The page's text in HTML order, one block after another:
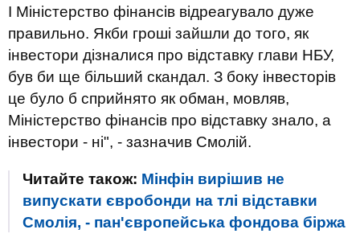
І Міністерство фінансів відреагувало дуже
правильно. Якби гроші зайшли до того, як
інвестори дізналися про відставку глави НБУ,
був би ще більший скандал. З боку інвесторів
це було б сприйнято як обман, мовляв,
Міністерство фінансів про відставку знало, а
інвестори - ні", - зазначив Смолій.
Читайте також: Мінфін вирішив не
випускати євробонди на тлі відставки
Смолія, - пан'європейська фондова біржа